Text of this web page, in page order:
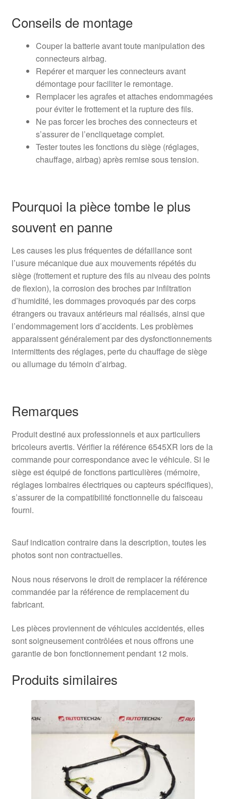
Conseils de montage
Couper la batterie avant toute manipulation des
connecteurs airbag.
Repérer et marquer les connecteurs avant
démontage pour faciliter le remontage.
Remplacer les agrafes et attaches endommagées
pour éviter le frottement et la rupture des fils.
Ne pas forcer les broches des connecteurs et
s’assurer de l’encliquetage complet.
Tester toutes les fonctions du siège (réglages,
chauffage, airbag) après remise sous tension.
Pourquoi la pièce tombe le plus
souvent en panne
Les causes les plus fréquentes de défaillance sont
l’usure mécanique due aux mouvements répétés du
siège (frottement et rupture des fils au niveau des points
de flexion), la corrosion des broches par infiltration
d’humidité, les dommages provoqués par des corps
étrangers ou travaux antérieurs mal réalisés, ainsi que
l’endommagement lors d’accidents. Les problèmes
apparaissent généralement par des dysfonctionnements
intermittents des réglages, perte du chauffage de siège
ou allumage du témoin d’airbag.
Remarques
Produit destiné aux professionnels et aux particuliers
bricoleurs avertis. Vérifier la référence 6545XR lors de la
commande pour correspondance avec le véhicule. Si le
siège est équipé de fonctions particulières (mémoire,
réglages lombaires électriques ou capteurs spécifiques),
s’assurer de la compatibilité fonctionnelle du faisceau
fourni.
Sauf indication contraire dans la description, toutes les
photos sont non contractuelles.
Nous nous réservons le droit de remplacer la référence
commandée par la référence de remplacement du
fabricant.
Les pièces proviennent de véhicules accidentés, elles
sont soigneusement contrôlées et nous offrons une
garantie de bon fonctionnement pendant 12 mois.
Produits similaires